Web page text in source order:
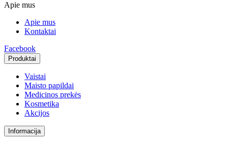
Apie mus
Apie mus
Kontaktai
Facebook
Produktai
Vaistai
Maisto papildai
Medicinos prekės
Kosmetika
Akcijos
Informacija